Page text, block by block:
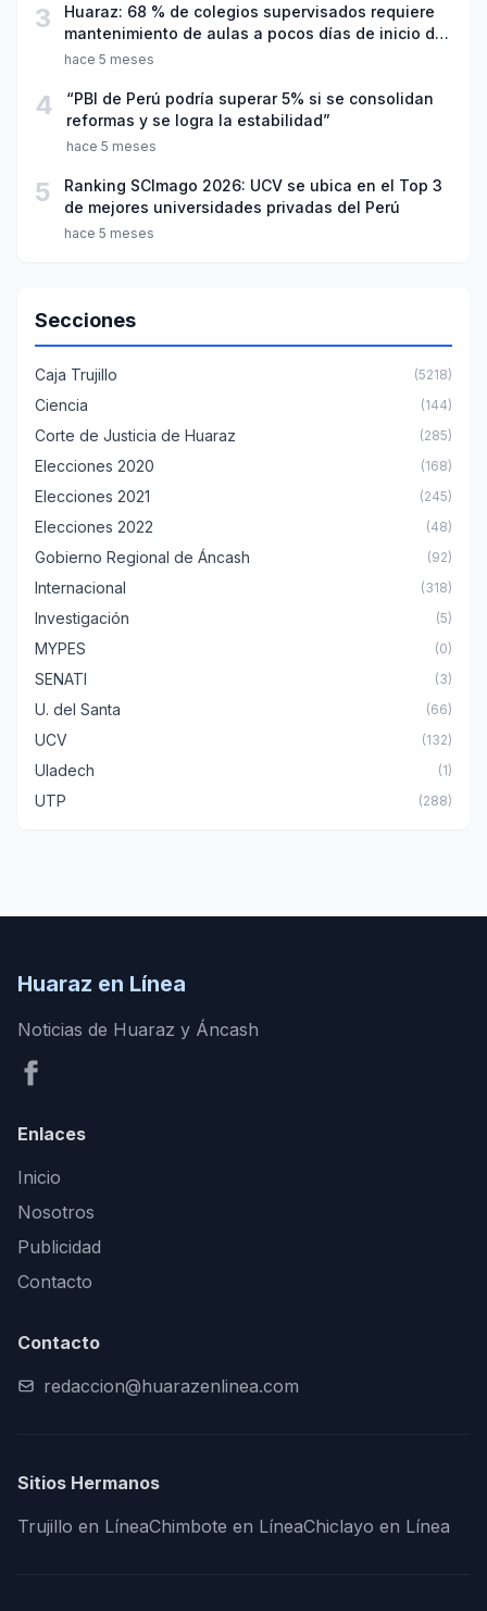
3
Huaraz: 68 % de colegios supervisados requiere
mantenimiento de aulas a pocos días de inicio del
año escolar 2026
hace 5 meses
4
“PBI de Perú podría superar 5% si se consolidan
reformas y se logra la estabilidad”
hace 5 meses
5
Ranking SCImago 2026: UCV se ubica en el Top 3
de mejores universidades privadas del Perú
hace 5 meses
Secciones
Caja Trujillo (5218)
Ciencia (144)
Corte de Justicia de Huaraz (285)
Elecciones 2020 (168)
Elecciones 2021 (245)
Elecciones 2022 (48)
Gobierno Regional de Áncash (92)
Internacional (318)
Investigación (5)
MYPES (0)
SENATI (3)
U. del Santa (66)
UCV (132)
Uladech (1)
UTP (288)
Huaraz en Línea
Noticias de Huaraz y Áncash
Enlaces
Inicio
Nosotros
Publicidad
Contacto
Contacto
redaccion@huarazenlinea.com
Sitios Hermanos
Trujillo en LíneaChimbote en LíneaChiclayo en Línea